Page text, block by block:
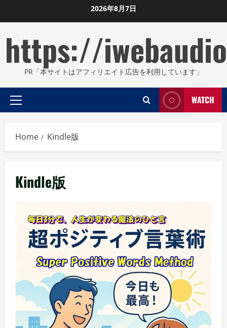
to
2026年8月7日
https://
PR「本サイトはアフィリエイト広告を利用しています」
Primary
WATCH
Home Kindle版
Kindle版